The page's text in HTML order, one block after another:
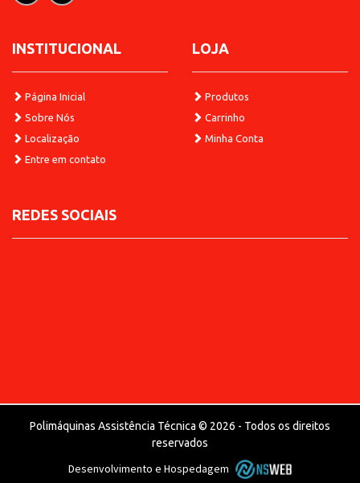
INSTITUCIONAL
Página Inicial
Sobre Nós
Localização
Entre em contato
LOJA
Produtos
Carrinho
Minha Conta
REDES SOCIAIS
Polimáquinas Assistência Técnica © 2026 - Todos os direitos
reservados
Desenvolvimento e Hospedagem